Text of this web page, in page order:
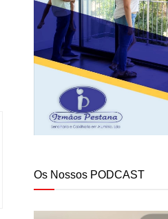
Os Nossos PODCAST